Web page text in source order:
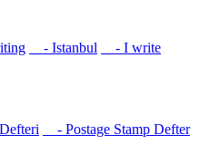
- Istanbul
- I write
- Postage Stamp Defter